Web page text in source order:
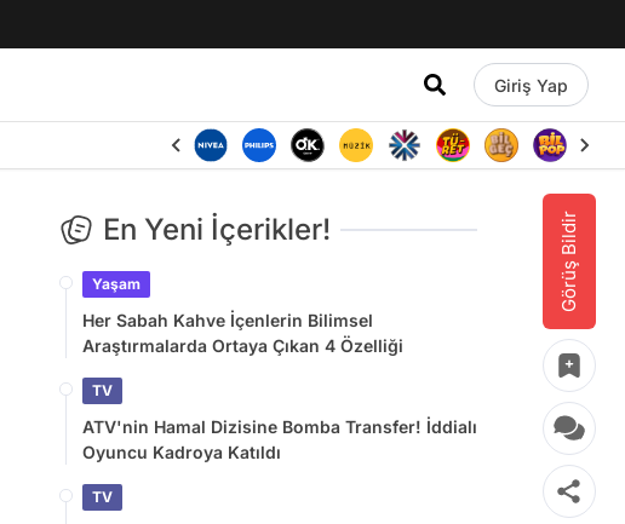
Giriş Yap
Görüş Bildir
En Yeni İçerikler!
Yaşam
Her Sabah Kahve İçenlerin Bilimsel
Araştırmalarda Ortaya Çıkan 4 Özelliği
TV
ATV'nin Hamal Dizisine Bomba Transfer! İddialı
Oyuncu Kadroya Katıldı
TV